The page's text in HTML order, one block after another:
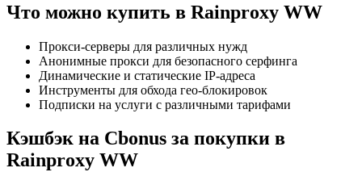
Что можно купить в Rainproxy WW
Прокси-серверы для различных нужд
Анонимные прокси для безопасного серфинга
Динамические и статические IP-адреса
Инструменты для обхода гео-блокировок
Подписки на услуги с различными тарифами
Кэшбэк на Cbonus за покупки в
Rainproxy WW